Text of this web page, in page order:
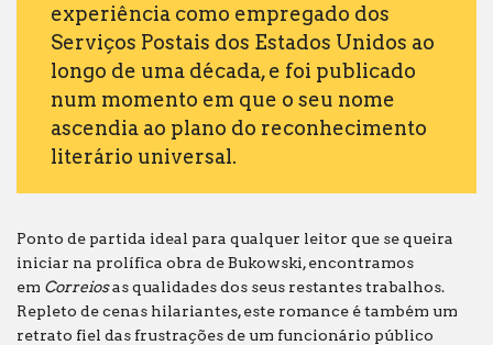
experiência como empregado dos
Serviços Postais dos Estados Unidos ao
longo de uma década, e foi publicado
num momento em que o seu nome
ascendia ao plano do reconhecimento
literário universal.
Ponto de partida ideal para qualquer leitor que se queira
iniciar na prolífica obra de Bukowski, encontramos
em Correiosas qualidades dos seus restantes trabalhos.
Repleto de cenas hilariantes, este romance é também um
retrato fiel das frustrações de um funcionário público